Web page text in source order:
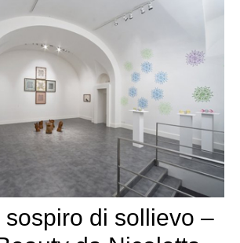
sospiro di sollievo –